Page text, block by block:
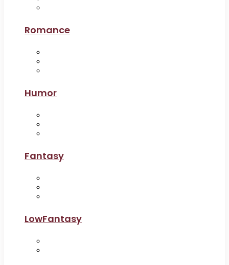
Romance
Humor
Fantasy
LowFantasy